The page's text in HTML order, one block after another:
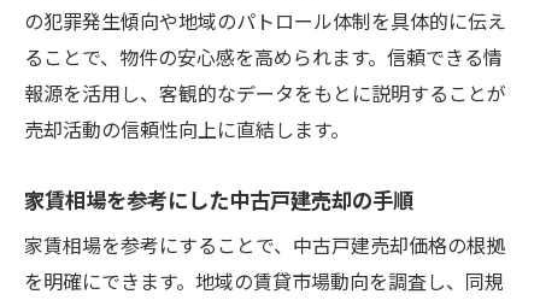
の犯罪発生傾向や地域のパトロール体制を具体的に伝え
ることで、物件の安心感を高められます。信頼できる情
報源を活用し、客観的なデータをもとに説明することが
売却活動の信頼性向上に直結します。
家賃相場を参考にした中古戸建売却の手順
家賃相場を参考にすることで、中古戸建売却価格の根拠
を明確にできます。地域の賃貸市場動向を調査し、同規